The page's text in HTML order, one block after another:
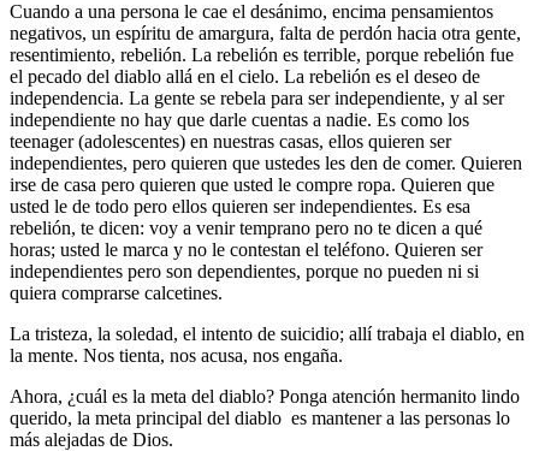
Cuando a una persona le cae el desánimo, encima pensamientos
negativos, un espíritu de amargura, falta de perdón hacia otra gente,
resentimiento, rebelión. La rebelión es terrible, porque rebelión fue
el pecado del diablo allá en el cielo. La rebelión es el deseo de
independencia. La gente se rebela para ser independiente, y al ser
independiente no hay que darle cuentas a nadie. Es como los
teenager (adolescentes) en nuestras casas, ellos quieren ser
independientes, pero quieren que ustedes les den de comer. Quieren
irse de casa pero quieren que usted le compre ropa. Quieren que
usted le de todo pero ellos quieren ser independientes. Es esa
rebelión, te dicen: voy a venir temprano pero no te dicen a qué
horas; usted le marca y no le contestan el teléfono. Quieren ser
independientes pero son dependientes, porque no pueden ni si
quiera comprarse calcetines.
La tristeza, la soledad, el intento de suicidio; allí trabaja el diablo, en
la mente. Nos tienta, nos acusa, nos engaña.
Ahora, ¿cuál es la meta del diablo? Ponga atención hermanito lindo
querido, la meta principal del diablo es mantener a las personas lo
más alejadas de Dios.